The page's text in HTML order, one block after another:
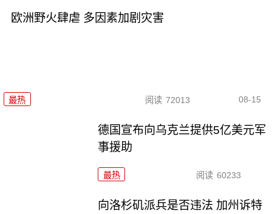
欧洲野火肆虐 多因素加剧灾害
最热 阅读 72013 08-15
德国宣布向乌克兰提供5亿美元军
事援助
最热 阅读 60233
向洛杉矶派兵是否违法 加州诉特